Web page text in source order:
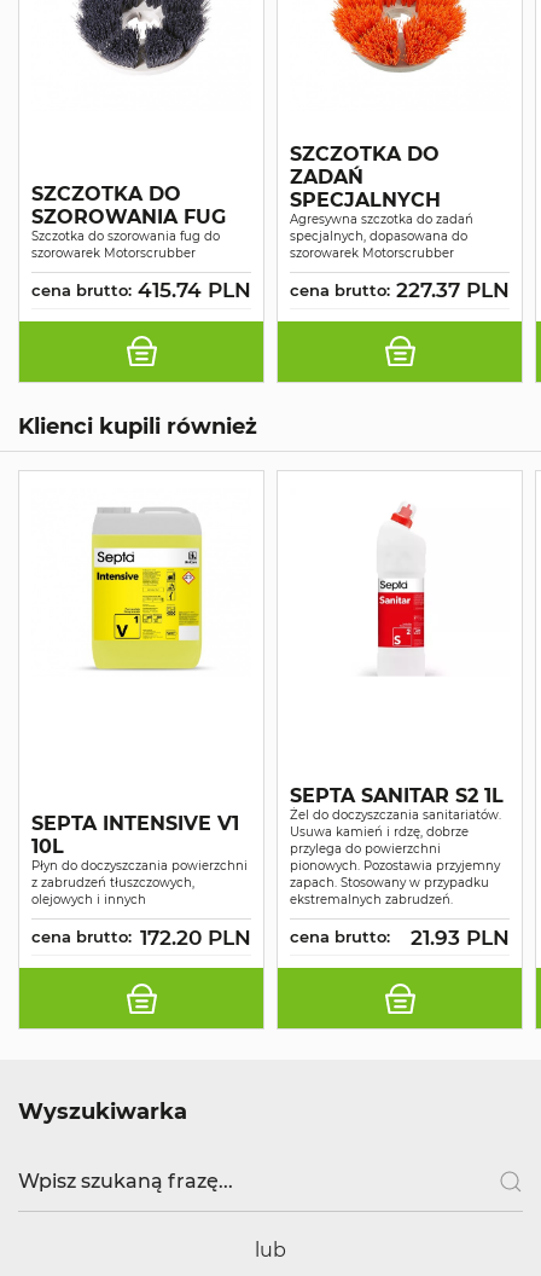
SZCZOTKA DO
SZOROWANIA FUG
Szczotka do szorowania fug do
szorowarek Motorscrubber
cena brutto: 415.74 PLN
SZCZOTKA DO
ZADAŃ
SPECJALNYCH
Agresywna szczotka do zadań
specjalnych, dopasowana do
szorowarek Motorscrubber
cena brutto: 227.37 PLN
Klienci kupili również
SEPTA INTENSIVE V1
10L
Płyn do doczyszczania powierzchni
z zabrudzeń tłuszczowych,
olejowych i innych
cena brutto: 172.20 PLN
SEPTA SANITAR S2 1L
Żel do doczyszczania sanitariatów.
Usuwa kamień i rdzę, dobrze
przylega do powierzchni
pionowych. Pozostawia przyjemny
zapach. Stosowany w przypadku
ekstremalnych zabrudzeń.
cena brutto: 21.93 PLN
Wyszukiwarka
lub